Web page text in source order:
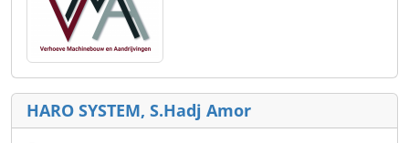
HARO SYSTEM, S.Hadj Amor